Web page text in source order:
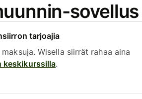
sovellus
tarjoajia
Wisella siirrät rahaa aina
keskikurssilla.